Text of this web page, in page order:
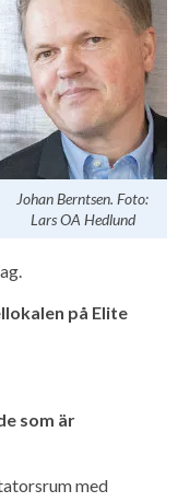
Johan Berntsen. Foto:
Lars OA Hedlund
på Elite
som är
med